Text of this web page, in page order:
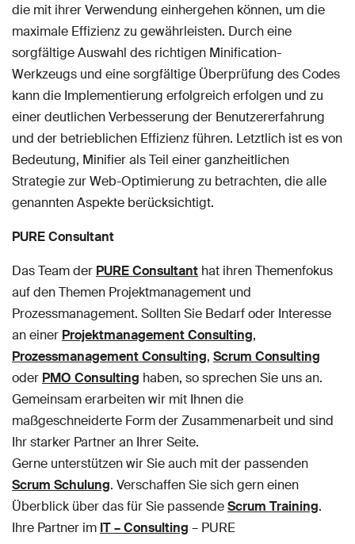
die mit ihrer Verwendung einhergehen können, um die
maximale Effizienz zu gewährleisten. Durch eine
sorgfältige Auswahl des richtigen Minification-
Werkzeugs und eine sorgfältige Überprüfung des Codes
kann die Implementierung erfolgreich erfolgen und zu
einer deutlichen Verbesserung der Benutzererfahrung
und der betrieblichen Effizienz führen. Letztlich ist es von
Bedeutung, Minifier als Teil einer ganzheitlichen
Strategie zur Web-Optimierung zu betrachten, die alle
genannten Aspekte berücksichtigt.
PURE Consultant
Das Team der PURE Consultant hat ihren Themenfokus
auf den Themen Projektmanagement und
Prozessmanagement. Sollten Sie Bedarf oder Interesse
an einer Projektmanagement Consulting,
Prozessmanagement Consulting, Scrum Consulting
oder PMO Consulting haben, so sprechen Sie uns an.
Gemeinsam erarbeiten wir mit Ihnen die
maßgeschneiderte Form der Zusammenarbeit und sind
Ihr starker Partner an Ihrer Seite.
Gerne unterstützen wir Sie auch mit der passenden
Scrum Schulung. Verschaffen Sie sich gern einen
Überblick über das für Sie passendeScrum Training.
Ihre Partner im IT – Consulting – PURE